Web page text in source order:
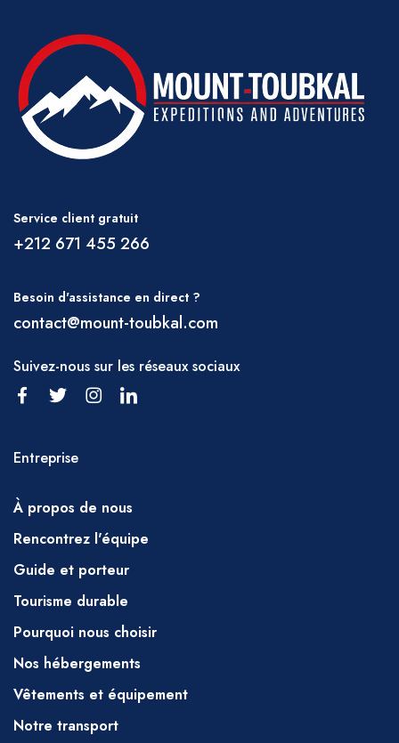
des Atlas Mountains et souhaitez avoir la
sécurité de vos valises habituelles. Vous
devriez également prendre un sac à dos
adapté pour transporter de l'eau potable, un
appareil photo, un chapeau, un imperméable,
pendant la journée.
MÉTÉO
En hiver, une grande partie de la région au-
dessus de 2500 m peut être recouverte de
pourrait nécessiter l'utilisation de crampons et
de piolets. Des vents forts et des
départ ou pourra être modifié à tout moment
avec les conseils.
ce de votre guide.
RAMADAN
Nous maintiendrons notre programme de
trekking pendant le mois sacré de Ramadan,
mais nous vous demandons de respecter
votre équipe en leur permettant la courtoisie
de prendre un petit-déjeuner tôt (avant le
Service client gratuit
+212 671 455 266
Besoin d'assistance en direct ?
contact@mount-toubkal.com
Suivez-nous sur les réseaux sociaux
Entreprise
À propos de nous
Rencontrez l'équipe
Guide et porteur
Tourisme durable
Pourquoi nous choisir
Nos hébergements
Vêtements et équipement
Notre transport